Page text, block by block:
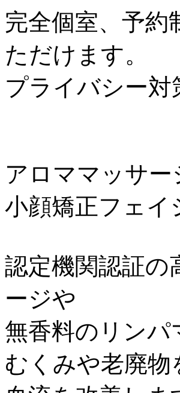
完全個室、予約
ただけます。
プライバシー対
アロママッサ
小顔矯正フェイ
認定機関認証の
ージや
無香料のリンパ
むくみや老廃